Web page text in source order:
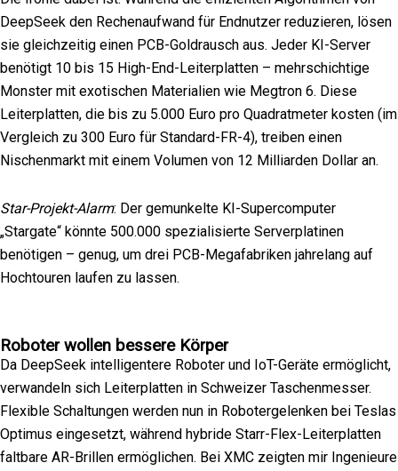
DeepSeek den Rechenaufwand für Endnutzer reduzieren, lösen
sie gleichzeitig einen PCB-Goldrausch aus. Jeder KI-Server
benötigt 10 bis 15 High-End-Leiterplatten – mehrschichtige
Monster mit exotischen Materialien wie Megtron 6. Diese
Leiterplatten, die bis zu 5.000 Euro pro Quadratmeter kosten (im
Vergleich zu 300 Euro für Standard-FR-4), treiben einen
Nischenmarkt mit einem Volumen von 12 Milliarden Dollar an.
Star-Projekt-Alarm: Der gemunkelte KI-Supercomputer
„Stargate“ könnte 500.000 spezialisierte Serverplatinen
benötigen – genug, um drei PCB-Megafabriken jahrelang auf
Hochtouren laufen zu lassen.
Roboter wollen bessere Körper
Da DeepSeek intelligentere Roboter und IoT-Geräte ermöglicht,
verwandeln sich Leiterplatten in Schweizer Taschenmesser.
Flexible Schaltungen werden nun in Robotergelenken bei Teslas
Optimus eingesetzt, während hybride Starr-Flex-Leiterplatten
faltbare AR-Brillen ermöglichen. Bei XMC zeigten mir Ingenieure